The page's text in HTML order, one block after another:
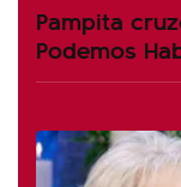
Pampita
Podemos